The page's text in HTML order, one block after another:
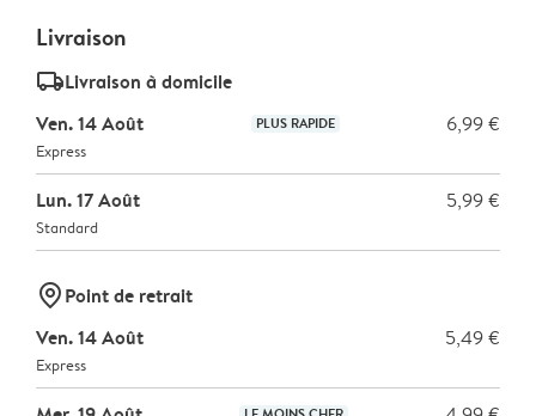
Livraison
delivery_standard_v2Livraison à domicile
Ven. 14 Août
PLUS RAPIDE 6,99 €
Express
Lun. 17 Août 5,99 €
Standard
marker-pinPoint de retrait
Ven. 14 Août
5,49 €
Express